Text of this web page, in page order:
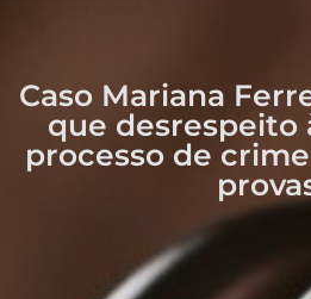
Caso Mariana
que desrespeito
processo de